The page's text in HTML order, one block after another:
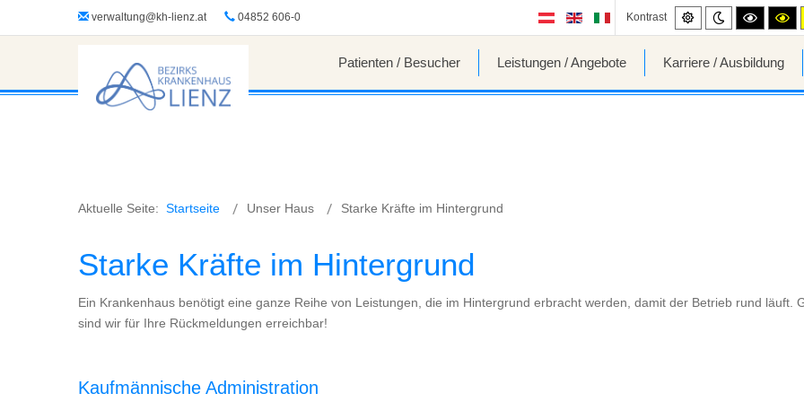
verwaltung@kh-lienz.at 04852 606-0 Kontrast Standard
Night
mode
High
contrast
mode.
Patienten / Besucher Leistungen / Angebote Karriere / Ausbildung
Aktuelle Seite: Startseite Unser Haus Starke Kräfte im Hintergrund
Starke Kräfte im Hintergrund
Ein Krankenhaus benötigt eine ganze Reihe von Leistungen, die im Hintergrund erbracht werden, damit der Betrieb rund läuft.
sind wir für Ihre Rückmeldungen erreichbar!
Kaufmännische Administration